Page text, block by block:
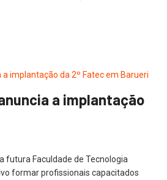
a implantação
futura Faculdade de Tecnologia
formar profissionais capacitados